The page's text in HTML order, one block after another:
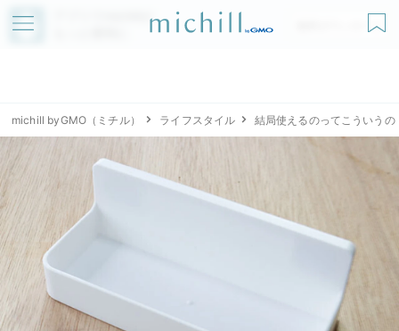
アプリでmichillが
無料ダウンロード
michill byGMO（ミチル） ライフスタイル 結局使えるのってこういう